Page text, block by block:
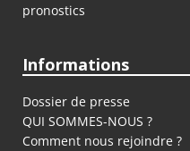
pronostics
Informations
Dossier de presse
QUI SOMMES-NOUS ?
Comment nous rejoindre ?